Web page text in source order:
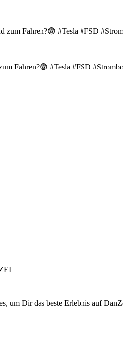
Fahren?😨 #Tesla #FSD
um Dir das beste Erlebnis auf